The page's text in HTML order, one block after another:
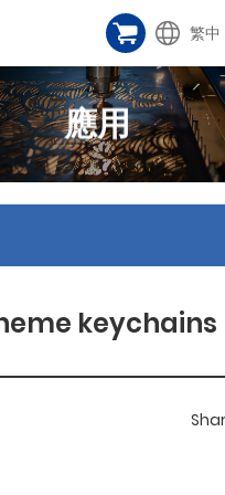
繁中
應用
keychains